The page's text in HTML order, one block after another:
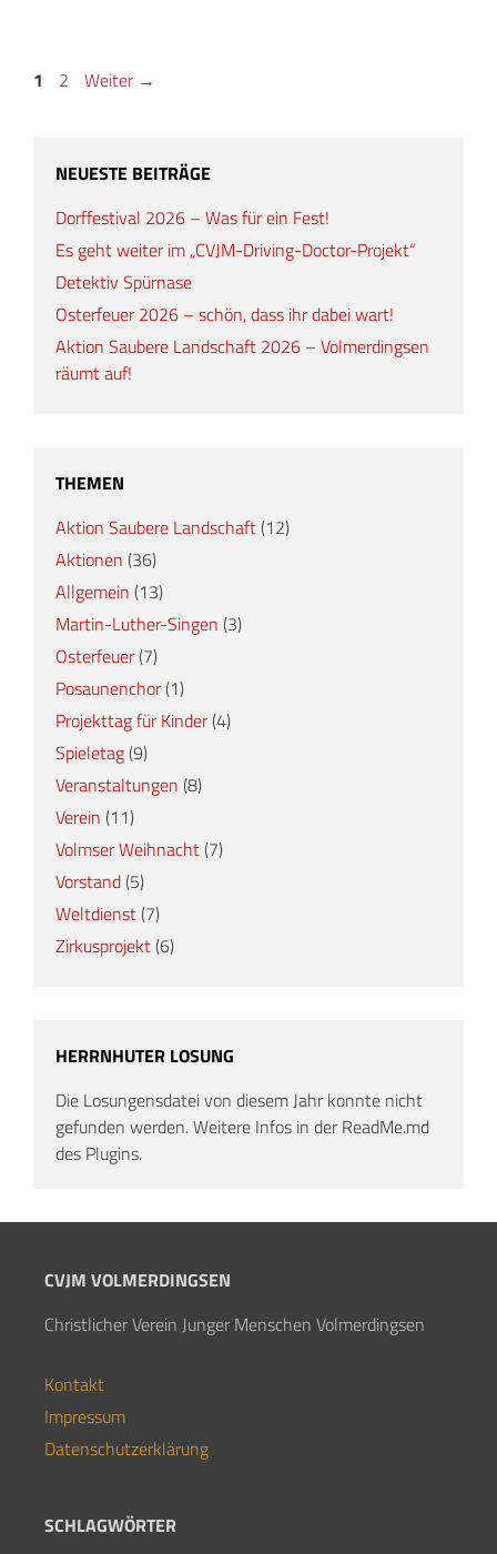
Seite
1 Seite
2 Weiter →
NEUESTE BEITRÄGE
Dorffestival 2026 – Was für ein Fest!
Es geht weiter im „CVJM-Driving-Doctor-Projekt“
Detektiv Spürnase
Osterfeuer 2026 – schön, dass ihr dabei wart!
Aktion Saubere Landschaft 2026 – Volmerdingsen
räumt auf!
THEMEN
Aktion Saubere Landschaft (12)
Aktionen (36)
Allgemein (13)
Martin-Luther-Singen (3)
Osterfeuer(7)
Posaunenchor(1)
Projekttag für Kinder(4)
Spieletag (9)
Veranstaltungen (8)
Verein (11)
Volmser Weihnacht (7)
Vorstand (5)
Weltdienst (7)
Zirkusprojekt (6)
HERRNHUTER LOSUNG
Die Losungensdatei von diesem Jahr konnte nicht
gefunden werden. Weitere Infos in der ReadMe.md
des Plugins.
CVJM VOLMERDINGSEN
Christlicher Verein Junger Menschen Volmerdingsen
Kontakt
Impressum
Datenschutzerklärung
SCHLAGWÖRTER